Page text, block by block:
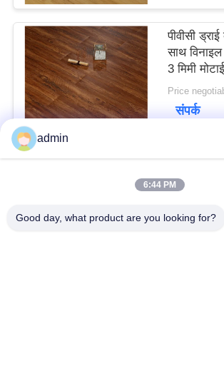
अनुरोध
साइटमैप
गोपनीयता
नीति
पीवीसी
साथ
3 मिमी मोटाई
संपर्क
लोकप्रिय श्रेणियां
admin
6:44 PM
Good day, what product are you looking for?